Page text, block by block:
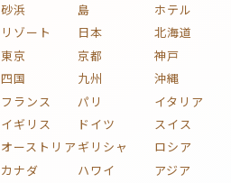
砂浜 島
ホテル
リゾート 日本
北海道
東京 京都
神戸
四国 九州
沖縄
フランス パリ
イタリア
イギリス ドイツ
スイス
オーストリア ギリシャ
ロシア
カナダ ハワイ
アジア